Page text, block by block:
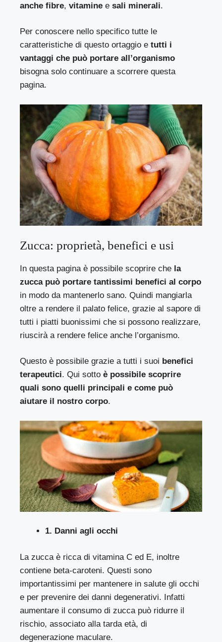
anche fibre,vitamine esali minerali.
Per conoscere nello specifico tutte le
caratteristiche di questo ortaggio e tutti i
vantaggi che può portare all’organismo
bisogna solo continuare a scorrere questa
pagina.
Zucca: proprietà, benefici e usi
In questa pagina è possibile scoprire che la
zucca può portare tantissimi benefici al corpo
in modo da mantenerlo sano. Quindi mangiarla
oltre a rendere il palato felice, grazie al sapore di
tutti i piatti buonissimi che si possono realizzare,
riuscirà a rendere felice anche l’organismo.
Questo è possibile grazie a tutti i suoi benefici
terapeutici. Qui sottoè possibile scoprire
quali sono quelli principali e come può
aiutare il nostro corpo.
1. Danni agli occhi
La zucca è ricca di vitamina C ed E, inoltre
contiene beta-caroteni. Questi sono
importantissimi per mantenere in salute gli occhi
e per prevenire dei danni degenerativi. Infatti
aumentare il consumo di zucca può ridurre il
rischio, associato alla tarda età, di
degenerazione maculare.